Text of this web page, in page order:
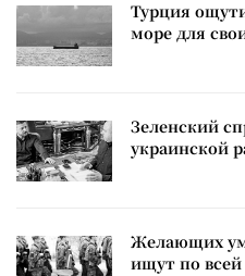
Турция
море для
Зеленский
украинской
Желающих
ищут по всей